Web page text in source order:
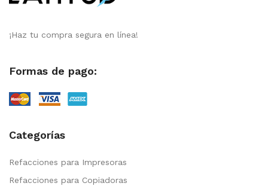
¡Haz tu compra segura en línea!
Formas de pago:
Categorías
Refacciones para Impresoras
Refacciones para Copiadoras